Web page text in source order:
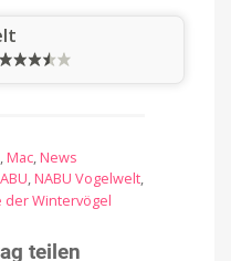
, Mac, News
, NABU Vogelwelt,
der Wintervögel
teilen